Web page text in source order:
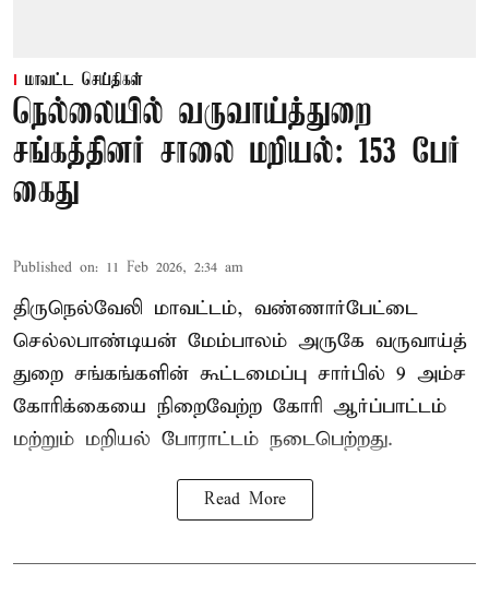
மாவட்ட செய்திகள்
நெல்லையில் வருவாய்த்துறை
சங்கத்தினர் சாலை மறியல்: 153 பேர்
கைது
Published on: 11 Feb 2026, 2:34 am
திருநெல்வேலி மாவட்டம், வண்ணார்பேட்டை
செல்லபாண்டியன் மேம்பாலம் அருகே வருவாய்த்
துறை சங்கங்களின் கூட்டமைப்பு சார்பில் 9 அம்ச
கோரிக்கையை நிறைவேற்ற கோரி ஆர்ப்பாட்டம்
மற்றும் மறியல் போராட்டம் நடைபெற்றது.
Read More